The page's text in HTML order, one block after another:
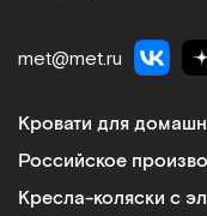
met@met.ru
Кровати для
Российское
Кресла-коляски с